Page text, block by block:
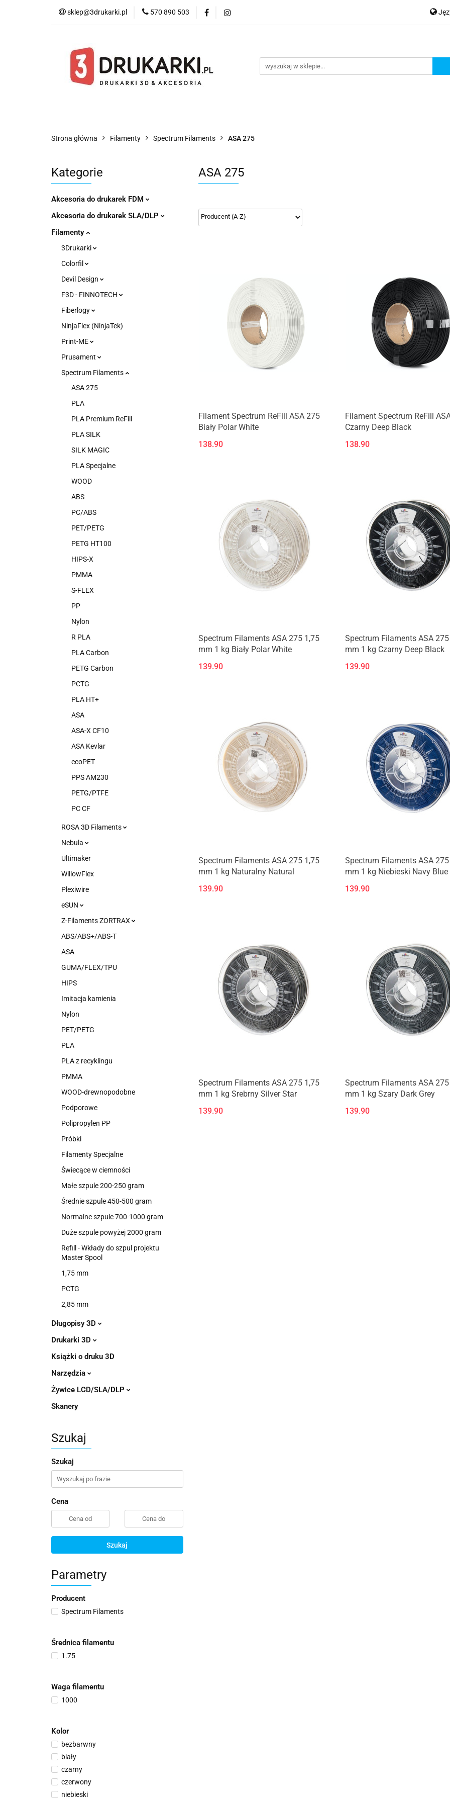
sklep@3drukarki.pl 570 890 503
Blog Bestsellery
Strona główna Filamenty Spectrum Filaments ASA 275
Kategorie
Akcesoria do drukarek FDM
Akcesoria do drukarek SLA/DLP
Filamenty
3Drukarki
Colorfil
Devil Design
F3D - FINNOTECH
Fiberlogy
NinjaFlex (NinjaTek)
Print-ME
Prusament
Spectrum Filaments
ASA 275
PLA
PLA Premium ReFill
PLA SILK
SILK MAGIC
PLA Specjalne
WOOD
ABS
PC/ABS
PET/PETG
PETG HT100
HIPS-X
PMMA
S-FLEX
PP
Nylon
R PLA
PLA Carbon
PETG Carbon
PCTG
PLA HT+
ASA
ASA-X CF10
ASA Kevlar
ecoPET
PPS AM230
PETG/PTFE
PC CF
ROSA 3D Filaments
Nebula
Ultimaker
WillowFlex
Plexiwire
eSUN
Z-Filaments ZORTRAX
ABS/ABS+/ABS-T
ASA
GUMA/FLEX/TPU
HIPS
Imitacja kamienia
Nylon
PET/PETG
PLA
PLA z recyklingu
PMMA
WOOD-drewnopodobne
Podporowe
Polipropylen PP
Próbki
Filamenty Specjalne
Świecące w ciemności
Małe szpule 200-250 gram
Średnie szpule 450-500 gram
Normalne szpule 700-1000 gram
Duże szpule powyżej 2000 gram
Refill - Wkłady do szpul projektu
Master Spool
1,75 mm
PCTG
2,85 mm
Długopisy 3D
Drukarki 3D
Książki o druku 3D
Narzędzia
Żywice LCD/SLA/DLP
Skanery
Szukaj
Szukaj
Cena
Szukaj
Parametry
Producent
Spectrum Filaments
Średnica filamentu
1.75
Waga filamentu
1000
Kolor
bezbarwny
biały
czarny
czerwony
niebieski
ASA 275
Produkt niedostępny
Filament Spectrum ReFill ASA 275
Biały Polar White
138.90
Produkt niedostępny
Filament Spectrum ReFill
Czarny Deep Black
138.90
Produkt niedostępny
Spectrum Filaments ASA 275 1,75
mm 1 kg Biały Polar White
139.90
Spectrum Filaments ASA
mm 1 kg Czarny Deep Black
139.90
Spectrum Filaments ASA 275 1,75
mm 1 kg Naturalny Natural
139.90
Produkt niedostępny
Spectrum Filaments ASA
mm 1 kg Niebieski Navy Blue
139.90
Produkt niedostępny
Spectrum Filaments ASA 275 1,75
mm 1 kg Srebrny Silver Star
139.90
Spectrum Filaments ASA
mm 1 kg Szary Dark Grey
139.90